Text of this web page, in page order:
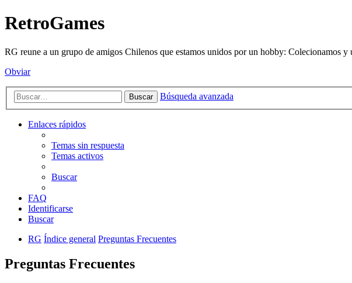
RetroGames
RG reune a un grupo de amigos Chilenos que estamos unidos por un hobby: Colecionamos y
Obviar
Buscar Búsqueda avanzada
Enlaces rápidos
Temas sin respuesta
Temas activos
Buscar
FAQ
Identificarse
Buscar
RG Índice general Preguntas Frecuentes
Preguntas Frecuentes